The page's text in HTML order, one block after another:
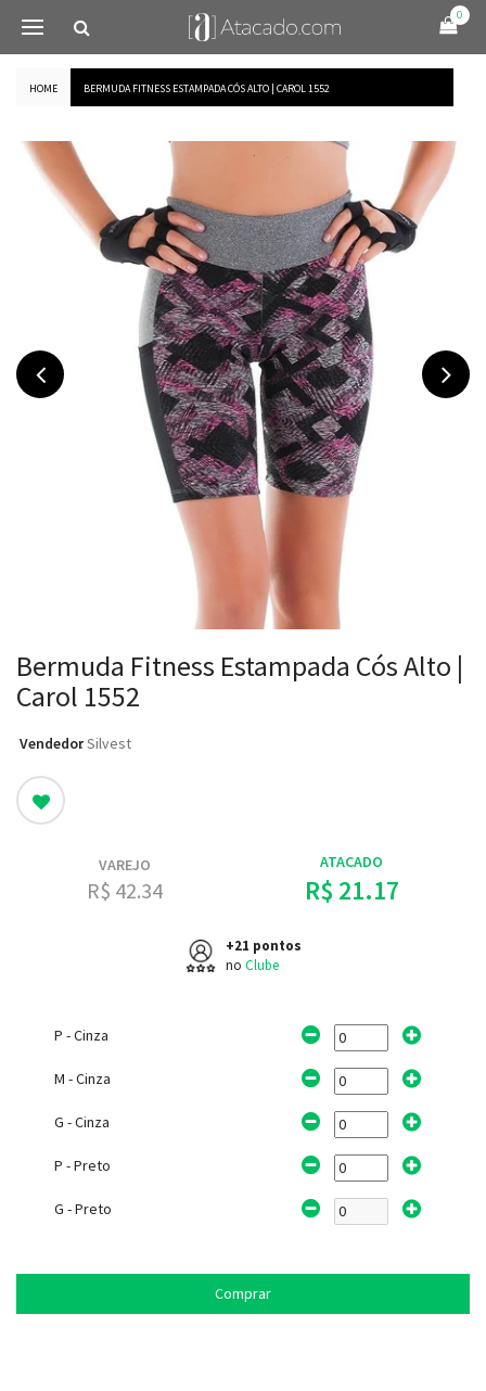
0
HOME BERMUDA FITNESS ESTAMPADA CÓS ALTO | CAROL 1552
Bermuda Fitness Estampada Cós Alto |
Carol 1552
Vendedor: Silvest
VAREJO
R$ 42.34
ATACADO
R$ 21.17
+21 pontos
no Clube
P - Cinza
M - Cinza
G - Cinza
P - Preto
G - Preto
Comprar